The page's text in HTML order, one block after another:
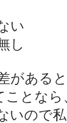
い
し
がある
ことな
いので